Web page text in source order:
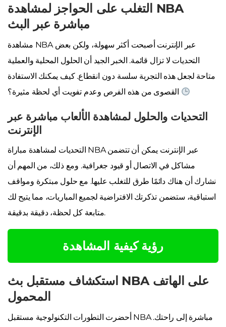
التغلب على الحواجز لمشاهدة NBA
مباشرة عبر البث
مشاهدة NBA عبر الإنترنت أصبحت أكثر سهولة، ولكن بعض
التحديات لا تزال قائمة. الخبر الجيد أن الحلول المحلية والعملية
متاحة لجعل هذه التجربة سلسة دون انقطاع. كيف يمكنك الاستفادة
التحديات والحلول لمشاهدة الألعاب مباشرة عبر
الإنترنت
التحديات لمشاهدة مباراة NBA عبر الإنترنت يمكن أن تتضمن
مشاكل في الاتصال أو قيود جغرافية. ومع ذلك، من المهم أن
نشارك أن هناك دائمًا طرق للتغلب عليها. مع حلول مبتكرة ومواقف
استباقية، ستضمن تذكرتك الافتراضية لجميع المباريات، مما يتيح لك
متابعة كل لحظة، دقيقة بدقيقة.
رؤية كيفية المشاهدة
استكشاف مستقبل بث NBA على الهاتف
المحمول
أحضرت التطورات التكنولوجية مستقبل NBA مباشرة إلى راحتك.